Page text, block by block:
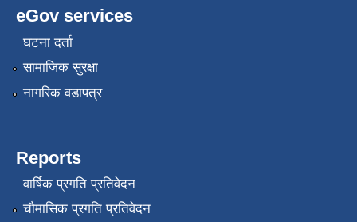
eGov services
घटना दर्ता
सामाजिक सुरक्षा
नागरिक वडापत्र
Reports
वार्षिक प्रगति प्रतिवेदन
चौमासिक प्रगति प्रतिवेदन